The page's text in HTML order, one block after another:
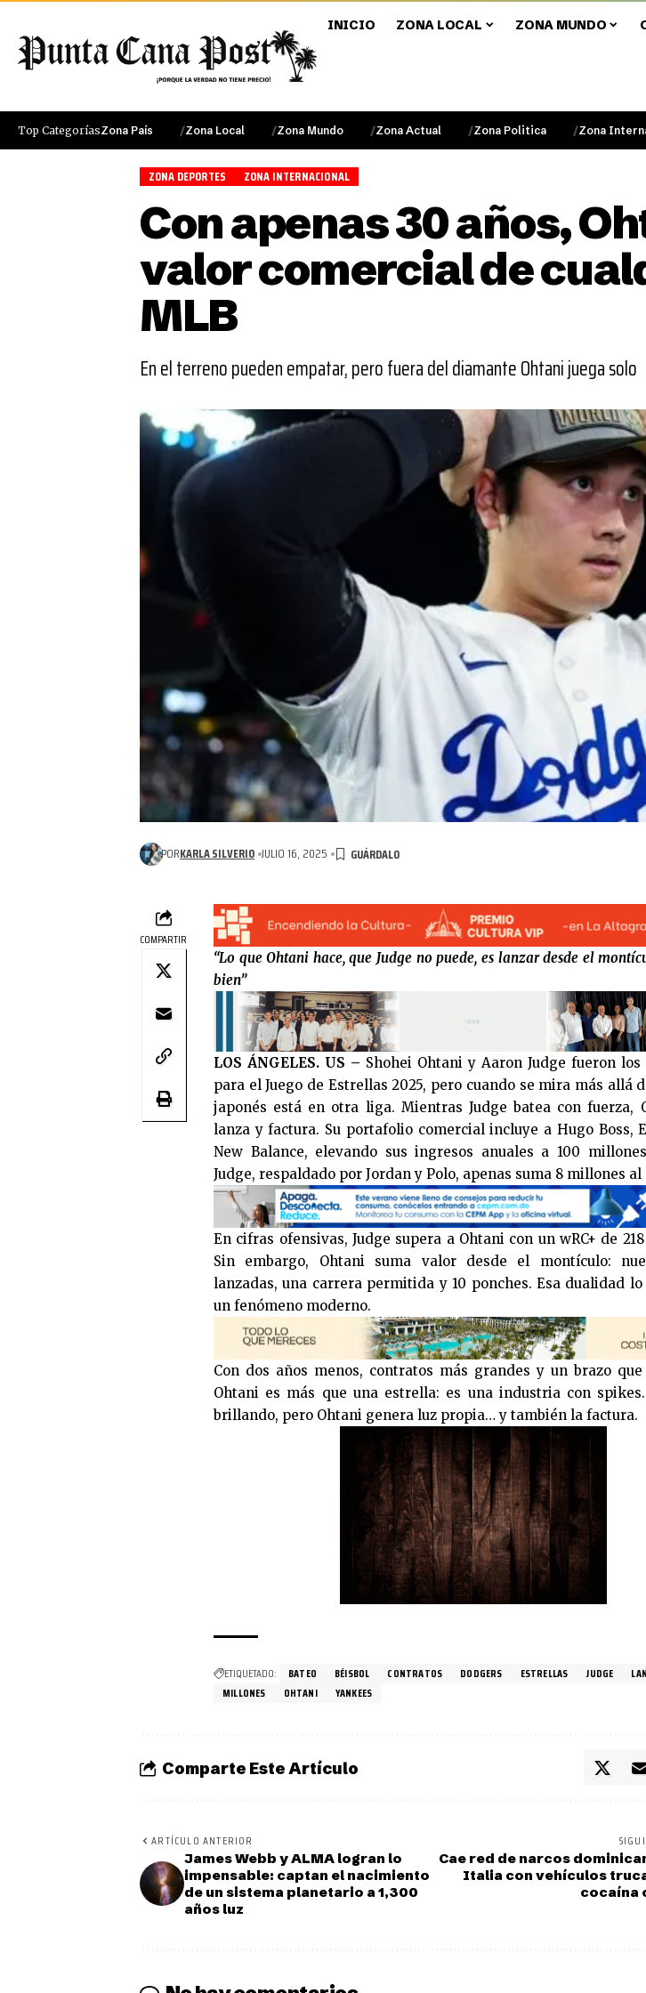
INICIO ZONA LOCAL ZONA MUNDO
Top CategoríasZona País Zona Local Zona Mundo Zona Actual Zona Politica Zona
ZONA DEPORTES ZONA INTERNACIONAL
Con apenas 30 años,
valor comercial de
MLB
En el terreno pueden empatar, pero fuera del diamante Ohtani juega solo
PORKARLA SILVERIO JULIO 16, 2025
COMPARTIR
“Lo que Ohtani hace, que Judge no puede, es lanzar desde el
bien”
LOS ÁNGELES. US – Shohei Ohtani y Aaron Judge fueron los
para el Juego de Estrellas 2025, pero cuando se mira más allá
japonés está en otra liga. Mientras Judge batea con fuerza,
lanza y factura. Su portafolio comercial incluye a Hugo Boss,
New Balance, elevando sus ingresos anuales a 100
Judge, respaldado por Jordan y Polo, apenas suma 8 millones al
En cifras ofensivas, Judge supera a Ohtani con un wRC+ de
Sin embargo, Ohtani suma valor desde el montículo:
lanzadas, una carrera permitida y 10 ponches. Esa dualidad
un fenómeno moderno.
Con dos años menos, contratos más grandes y un brazo
Ohtani es más que una estrella: es una industria con
brillando, pero Ohtani genera luz propia… y también la factura.
ETIQUETADO: BATEO BÉISBOL CONTRATOS DODGERS ESTRELLAS JUDGE
MILLONES
OHTANI YANKEES
Comparte Este Artículo
ARTÍCULO ANTERIOR
James Webb y ALMA logran lo
impensable: captan el nacimiento
de un sistema planetario a 1,300
años luz
Cae red de narcos
Italia con vehículos
cocaína